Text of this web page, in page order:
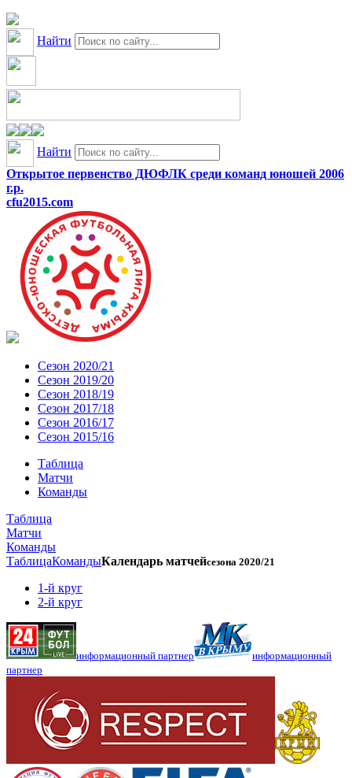
Найти
Найти
Открытое первенство ДЮФЛК среди команд юношей 2006
г.р.
cfu2015.com
Сезон 2020/21
Сезон 2019/20
Сезон 2018/19
Сезон 2017/18
Сезон 2016/17
Сезон 2015/16
Таблица
Матчи
Команды
Таблица
Матчи
Команды
ТаблицаКомандыКалендарь матчейсезона 2020/21
1-й круг
2-й круг
информационный партнер
информационный
партнер